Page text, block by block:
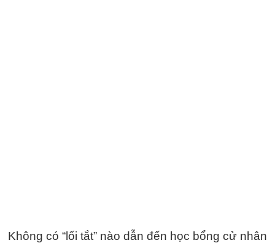
Không có “lối tắt” nào dẫn đến học bổng cử nhân